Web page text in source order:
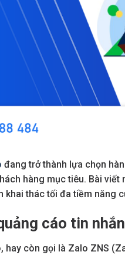
đang trở thành lựa chọn
hàng mục tiêu. Bài
khai thác tối đa tiềm năng
cáo tin
hay còn gọi là Zalo ZNS